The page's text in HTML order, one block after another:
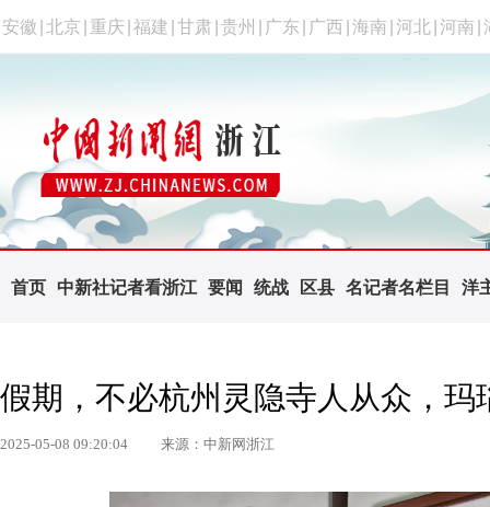
安徽 北京 重庆 福建 甘肃 贵州 广东 广西 海南 河北 河南
首页 中新社记者看浙江 要闻 统战 区县 名记者名栏目 洋
假期，不必杭州灵隐寺人从众，玛
2025-05-08 09:20:04 来源：中新网浙江